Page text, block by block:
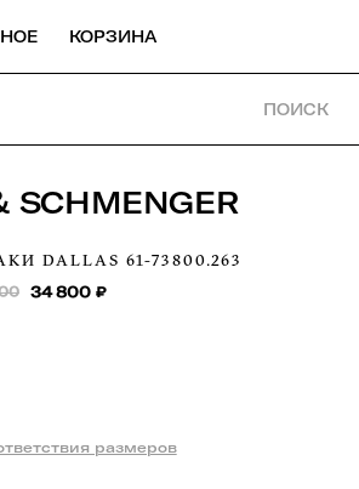
КОРЗИНА
ПОИСК
SCHMENGER
DALLAS 61-73800.263
34 800₽
размеров